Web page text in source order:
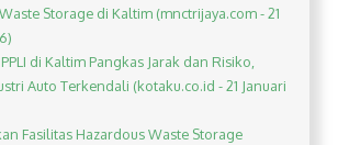
Storage di Kaltim (mnctrijaya.com - 21
di Kaltim Pangkas Jarak dan Risiko,
Auto Terkendali (kotaku.co.id - 21 Januari
Fasilitas Hazardous Waste Storage